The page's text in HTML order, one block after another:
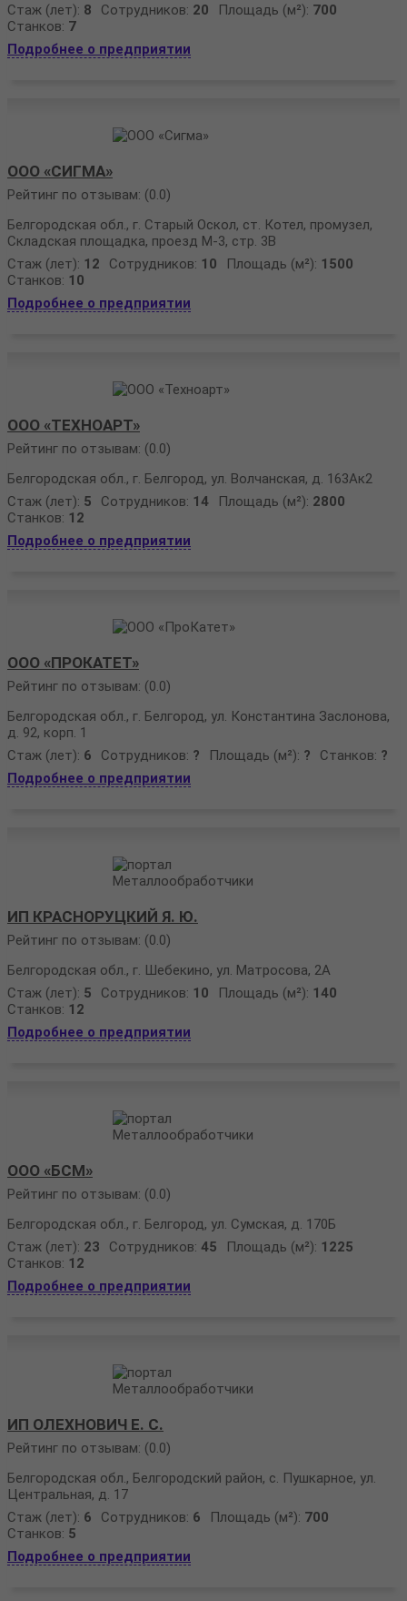
Стаж (лет): 8 Сотрудников: 20 Площадь (м²): 700
Станков: 7
Подробнее о предприятии
ООО «СИГМА»
Рейтинг по отзывам: (0.0)
Белгородская обл., г. Старый Оскол, ст. Котел, промузел,
Складская площадка, проезд М-3, стр. 3В
Стаж (лет): 12 Сотрудников: 10 Площадь (м²): 1500
Станков: 10
Подробнее о предприятии
ООО «ТЕХНОАРТ»
Рейтинг по отзывам: (0.0)
Белгородская обл., г. Белгород, ул. Волчанская, д. 163Ак2
Стаж (лет): 5 Сотрудников: 14 Площадь (м²): 2800
Станков: 12
Подробнее о предприятии
ООО «ПРОКАТЕТ»
Рейтинг по отзывам: (0.0)
Белгородская обл., г. Белгород, ул. Константина Заслонова,
д. 92, корп. 1
Стаж (лет): 6 Сотрудников: ? Площадь (м²): ? Станков: ?
Подробнее о предприятии
ИП КРАСНОРУЦКИЙ Я. Ю.
Рейтинг по отзывам: (0.0)
Белгородская обл., г. Шебекино, ул. Матросова, 2А
Стаж (лет): 5 Сотрудников: 10 Площадь (м²): 140
Станков: 12
Подробнее о предприятии
ООО «БСМ»
Рейтинг по отзывам: (0.0)
Белгородская обл., г. Белгород, ул. Сумская, д. 170Б
Стаж (лет): 23 Сотрудников: 45 Площадь (м²): 1225
Станков: 12
Подробнее о предприятии
ИП ОЛЕХНОВИЧ Е. С.
Рейтинг по отзывам: (0.0)
Белгородская обл., Белгородский район, с. Пушкарное, ул.
Центральная, д. 17
Стаж (лет): 6 Сотрудников: 6 Площадь (м²): 700
Станков: 5
Подробнее о предприятии